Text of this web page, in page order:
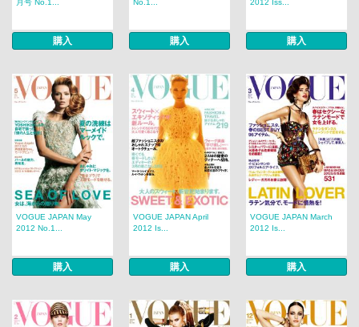
月号 No.1...
購入
No.1...
購入
2012 Iss...
購入
VOGUE JAPAN May
2012 No.1...
購入
VOGUE JAPAN April
2012 Is...
購入
VOGUE JAPAN March
2012 Is...
購入